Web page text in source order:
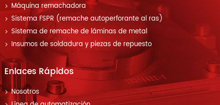
Máquina remachadora
Sistema FSPR (remache autoperforante al ras)
Sistema de remache de láminas de metal
Insumos de soldadura y piezas de repuesto
Enlaces Rápidos
Nosotros